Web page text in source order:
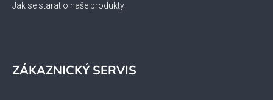
Jak se starat o naše produkty
ZÁKAZNICKÝ SERVIS